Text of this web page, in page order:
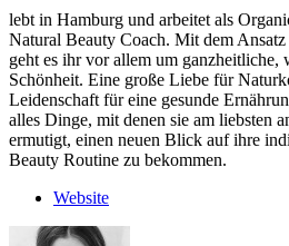
lebt in Hamburg und arbeitet als
Natural Beauty Coach. Mit dem
geht es ihr vor allem um ganzheitliche,
Schönheit. Eine große Liebe für
Leidenschaft für eine gesunde
alles Dinge, mit denen sie am liebsten
ermutigt, einen neuen Blick auf ihre
Beauty Routine zu bekommen.
Website